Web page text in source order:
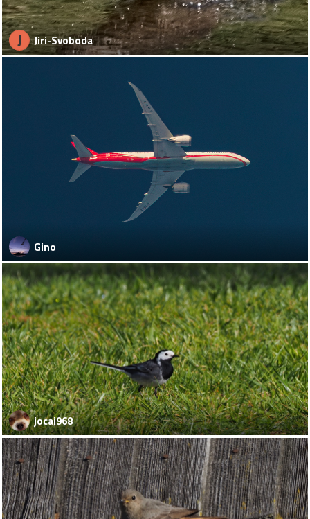
J Jiri-Svoboda
Gino
jocai968